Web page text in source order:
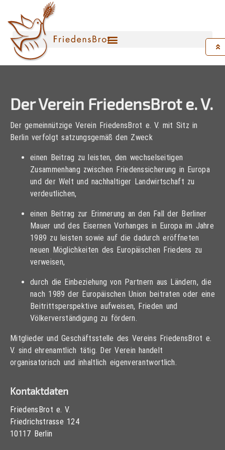
Der Verein FriedensBrot e. V.
Der gemeinnützige Verein FriedensBrot e. V. mit Sitz in
Berlin verfolgt satzungsgemäß den Zweck
einen Beitrag zu leisten, den wechselseitigen
Zusammenhang zwischen Friedenssicherung in Europa
und der Welt und nachhaltiger Landwirtschaft zu
verdeutlichen,
einen Beitrag zur Erinnerung an den Fall der Berliner
Mauer und des Eisernen Vorhanges in Europa im Jahre
1989 zu leisten sowie auf die dadurch eröffneten
neuen Möglichkeiten des Europäischen Friedens zu
verweisen,
durch die Einbeziehung von Partnern aus Ländern, die
nach 1989 der Europäischen Union beitraten oder eine
Beitrittsperspektive aufweisen, Frieden und
Völkerverständigung zu fördern.
Mitglieder und Geschäftsstelle des Vereins FriedensBrot e.
V. sind ehrenamtlich tätig. Der Verein handelt
organisatorisch und inhaltlich eigenverantwortlich.
Kontaktdaten
FriedensBrot e. V.
Friedrichstrasse 124
10117 Berlin